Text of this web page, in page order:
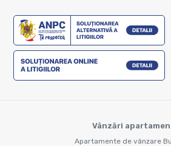
Vânzări
Apartamente de vânzare